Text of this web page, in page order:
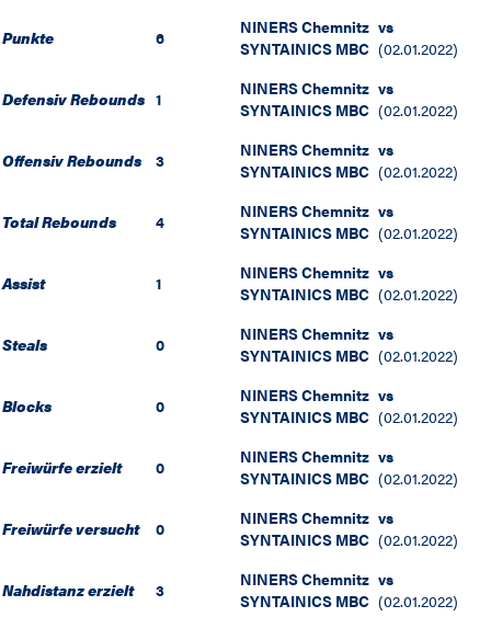
Punkte 6 NINERS Chemnitz vs
SYNTAINICS MBC (02.01.2022)
Defensiv Rebounds 1 NINERS Chemnitz vs
SYNTAINICS MBC (02.01.2022)
Offensiv Rebounds 3 NINERS Chemnitz vs
SYNTAINICS MBC (02.01.2022)
Total Rebounds 4 NINERS Chemnitz vs
SYNTAINICS MBC (02.01.2022)
Assist 1 NINERS Chemnitz vs
SYNTAINICS MBC (02.01.2022)
Steals 0 NINERS Chemnitz vs
SYNTAINICS MBC (02.01.2022)
Blocks 0 NINERS Chemnitz vs
SYNTAINICS MBC (02.01.2022)
Freiwürfe erzielt 0 NINERS Chemnitz vs
SYNTAINICS MBC (02.01.2022)
Freiwürfe versucht 0 NINERS Chemnitz vs
SYNTAINICS MBC (02.01.2022)
Nahdistanz erzielt 3 NINERS Chemnitz vs
SYNTAINICS MBC (02.01.2022)